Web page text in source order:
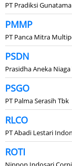
PT Pradiksi
PMMP
PT Panca Mitra
PSDN
Prasidha Aneka Niaga
PSGO
PT Palma Serasih Tbk
RLCO
PT Abadi Lestari
ROTI